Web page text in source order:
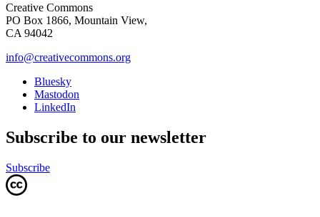
Creative Commons
PO Box 1866, Mountain View,
CA 94042
info@creativecommons.org
Bluesky
Mastodon
LinkedIn
Subscribe to our newsletter
Subscribe